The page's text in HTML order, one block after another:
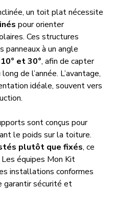
un toit plat nécessite
pour orienter
Ces structures
à un angle
10° et 30°, afin de capter
de l’année. L’avantage,
idéale, souvent vers
sont conçus pour
le poids sur la toiture.
plutôt que fixés, ce
équipes Mon Kit
installations conformes
garantir sécurité et